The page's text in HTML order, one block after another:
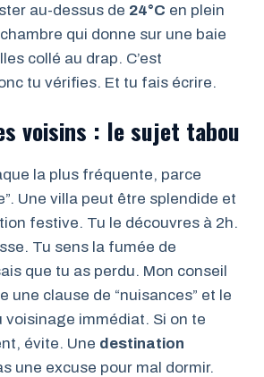
au-dessus de 24°C en plein
qui donne sur une baie
collé au drap. C’est
tu vérifies. Et tu fais écrire.
voisins : le sujet tabou
la plus fréquente, parce
Une villa peut être splendide et
festive. Tu le découvres à 2h.
Tu sens la fumée de
que tu as perdu. Mon conseil
une clause de “nuisances” et le
voisinage immédiat. Si on te
évite. Une destination
une excuse pour mal dormir.